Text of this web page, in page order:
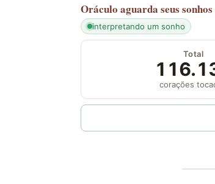
Oráculo aguarda seus sonhos
interpretando um sonho
Total
corações